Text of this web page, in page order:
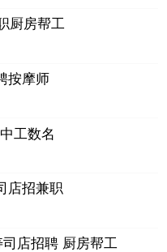
厨房帮工
按摩师
工数名
店招兼职
店招聘 厨房帮工